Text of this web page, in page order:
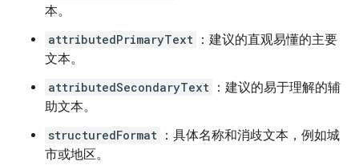
本。
attributedPrimaryText ：建议的直观易懂的主要
文本。
attributedSecondaryText ：建议的易于理解的辅
助文本。
structuredFormat ：具体名称和消歧文本，例如城
市或地区。